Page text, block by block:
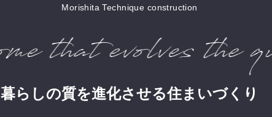
Morishita Technique construction
暮らしの質を進化させる住まいづくり